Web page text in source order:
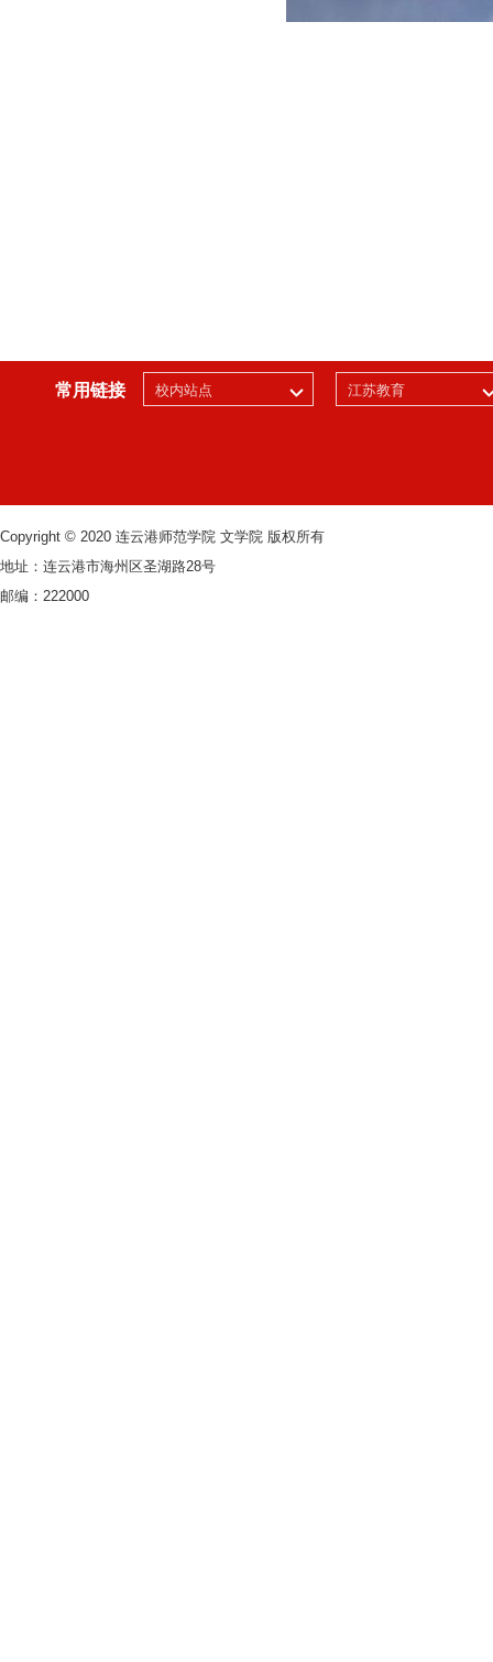
常用链接 校内站点 江苏教育
Copyright © 2020 连云港师范学院 文学院 版权所有
地址：连云港市海州区圣湖路28号
邮编：222000